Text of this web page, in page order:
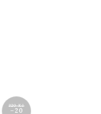
320 Kč
–20